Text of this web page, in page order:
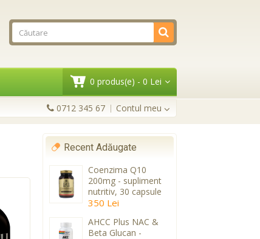
0 produs(e) - 0 Lei
0712 345 67 Contul meu
Recent Adăugate
Coenzima Q10
200mg - supliment
nutritiv, 30 capsule
350 Lei
AHCC Plus NAC &
Beta Glucan -